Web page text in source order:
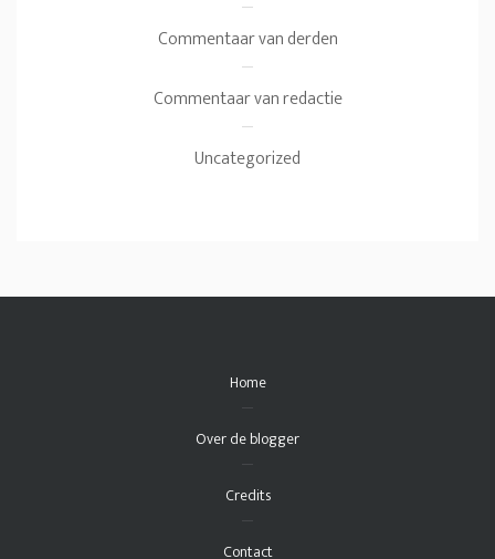
Commentaar van derden
Commentaar van redactie
Uncategorized
Home
Over de blogger
Credits
Contact